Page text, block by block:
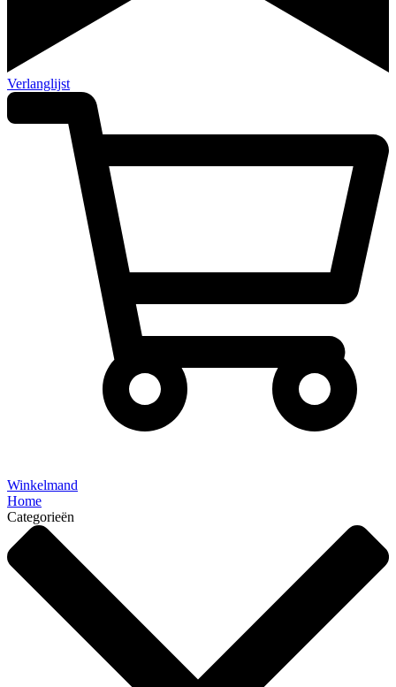
Verlanglijst
Winkelmand
Home
Categorieën